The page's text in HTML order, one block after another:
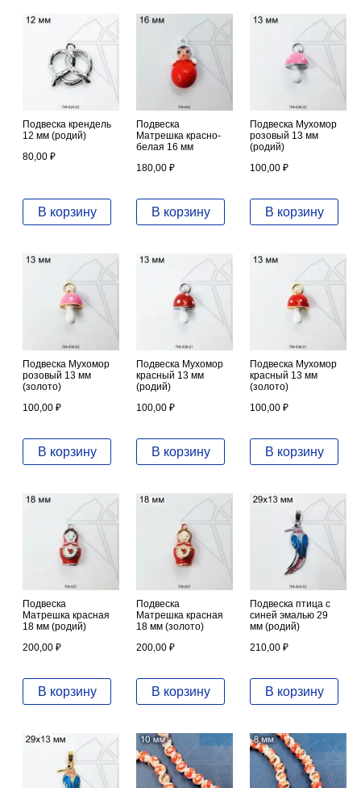
Подвеска крендель
12 мм (родий)
80,00 ₽
В корзину
Подвеска
Матрешка красно-
белая 16 мм
180,00 ₽
В корзину
Подвеска Мухомор
розовый 13 мм
(родий)
100,00 ₽
В корзину
Подвеска Мухомор
розовый 13 мм
(золото)
100,00 ₽
В корзину
Подвеска Мухомор
красный 13 мм
(родий)
100,00 ₽
В корзину
Подвеска Мухомор
красный 13 мм
(золото)
100,00 ₽
В корзину
Подвеска
Матрешка красная
18 мм (родий)
200,00 ₽
В корзину
Подвеска
Матрешка красная
18 мм (золото)
200,00 ₽
В корзину
Подвеска птица с
синей эмалью 29
мм (родий)
210,00 ₽
В корзину